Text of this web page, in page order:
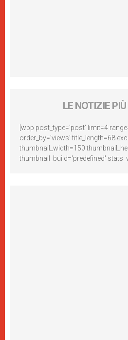
LE NOTIZIE
[wpp post_type='post' limit=4
order_by='views' title_length=68
thumbnail_width=150
thumbnail_build='predefined'